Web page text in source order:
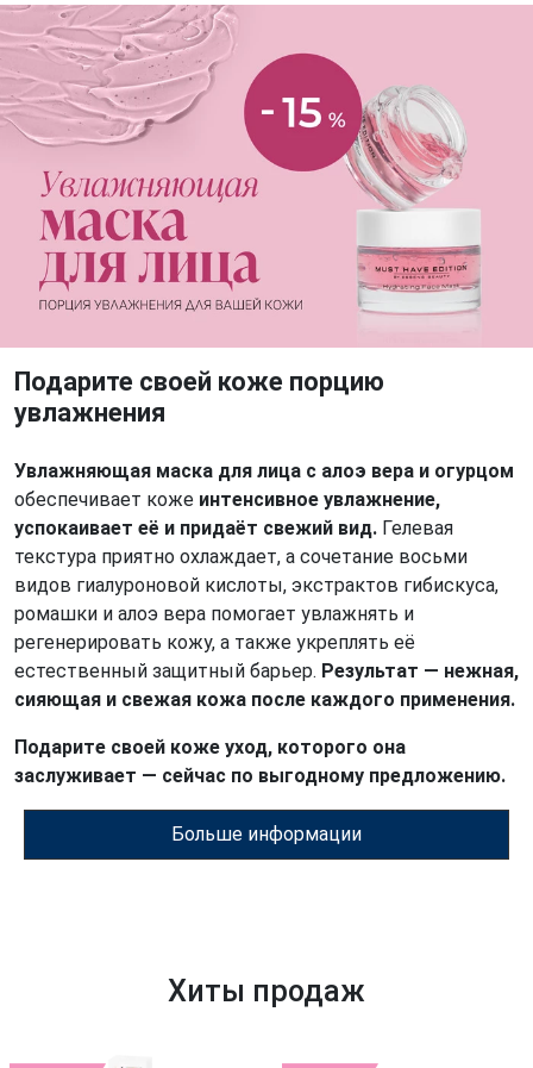
Подарите своей коже порцию
увлажнения
Увлажняющая маска для лица с алоэ вера и огурцом
обеспечивает коже интенсивное увлажнение,
успокаивает её и придаёт свежий вид. Гелевая
текстура приятно охлаждает, а сочетание восьми
видов гиалуроновой кислоты, экстрактов гибискуса,
ромашки и алоэ вера помогает увлажнять и
регенерировать кожу, а также укреплять её
естественный защитный барьер. Результат — нежная,
сияющая и свежая кожа после каждого применения.
Подарите своей коже уход, которого она
заслуживает — сейчас по выгодному предложению.
Больше информации
Хиты продаж